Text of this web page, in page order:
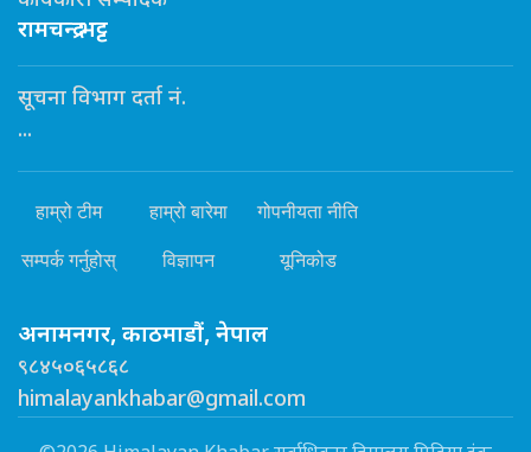
रामचन्द्र भट्ट
सूचना विभाग दर्ता नं.
...
हाम्रो टीम हाम्रो बारेमा गोपनीयता नीति
सम्पर्क गर्नुहोस् विज्ञापन यूनिकोड
अनामनगर, काठमाडौं, नेपाल
९८४५०६५८६८
himalayankhabar@gmail.com